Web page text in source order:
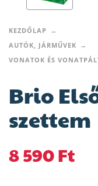
KEZDŐLAP
AUTÓK, JÁRMŰVEK
VONATOK ÉS
Brio
szettem
8 590Ft